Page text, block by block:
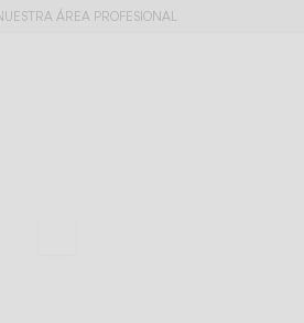
ÁREA PROFESIONAL